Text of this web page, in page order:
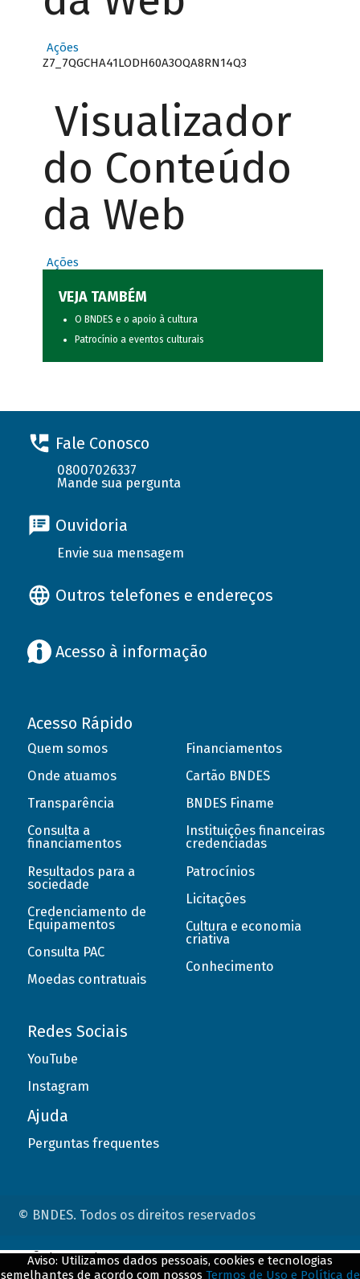
Ações
Z7_7QGCHA41LODH60A3OQA8RN14Q3
Visualizador
do Conteúdo
da Web
Ações
VEJA TAMBÉM
O BNDES e o apoio à cultura
Patrocínio a eventos culturais
Fale Conosco
08007026337
Mande sua pergunta
Ouvidoria
Envie sua mensagem
Outros telefones e endereços
Acesso à informação
Acesso Rápido
Quem somos
Onde atuamos
Transparência
Consulta a
financiamentos
Resultados para a
sociedade
Credenciamento de
Equipamentos
Consulta PAC
Moedas contratuais
Financiamentos
Cartão BNDES
BNDES Finame
Instituições financeiras
credenciadas
Patrocínios
Licitações
Cultura e economia
criativa
Conhecimento
Redes Sociais
YouTube
Instagram
Ajuda
Perguntas frequentes
© BNDES. Todos os direitos reservados
Aviso: Utilizamos dados pessoais, cookies e tecnologias
semelhantes de acordo com nossos Termos de Uso e Política de
ConteÃºdo complementar